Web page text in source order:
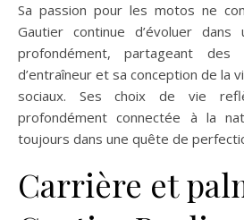
Sa passion pour les motos ne
Gautier continue d’évoluer dans
profondément, partageant
d’entraîneur et sa conception de la
sociaux. Ses choix de vie
profondément connectée à la
toujours dans une quête de
Carrière et